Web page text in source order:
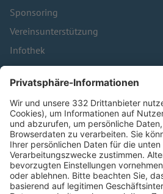
Sponsoring
Vereinsunterstützung
Infothek
Kontakt
HÄUFIG BESUCHTE SEITEN
Pässe und Vereinswechsel
Trainerausbildung
Schulungsangebot Vereinsmitarbeiter
BFV-Geschäftsstellen